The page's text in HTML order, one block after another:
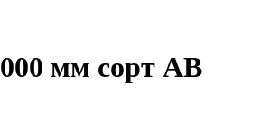
мм сорт АВ